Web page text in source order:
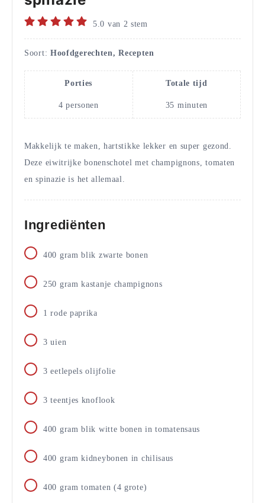
5.0 van 2 stem
Soort: Hoofdgerechten, Recepten
Porties
4 personen
Totale tijd
35 minuten
Makkelijk te maken, hartstikke lekker en super gezond.
Deze eiwitrijke bonenschotel met champignons, tomaten
en spinazie is het allemaal.
Ingrediënten
400 gram blik zwarte bonen
250 gram kastanje champignons
1 rode paprika
3 uien
3 eetlepels olijfolie
3 teentjes knoflook
400 gram blik witte bonen in tomatensaus
400 gram kidneybonen in chilisaus
400 gram tomaten (4 grote)